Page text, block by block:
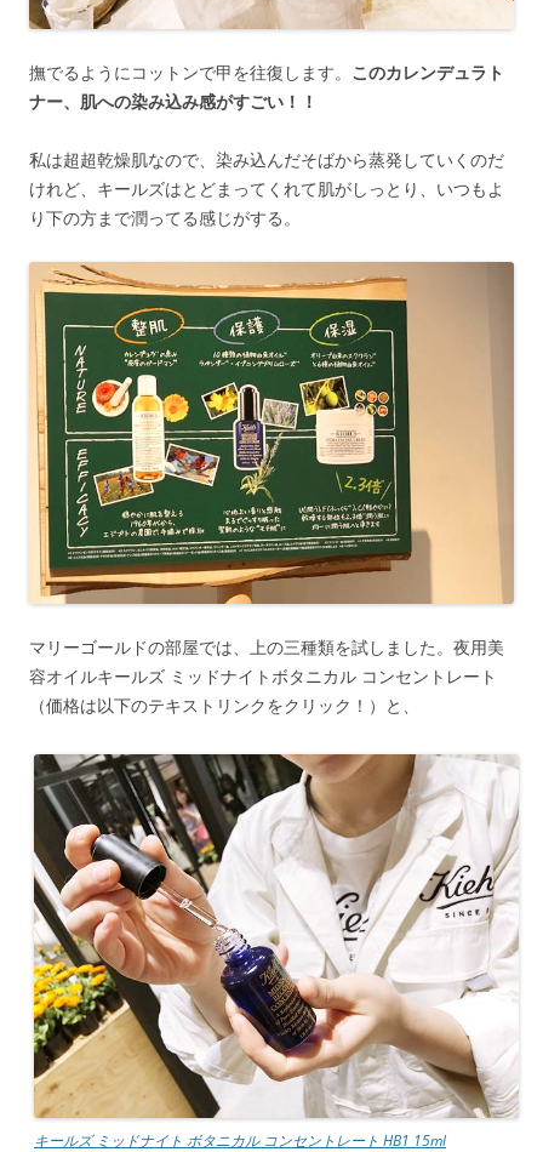
撫でるようにコットンで甲を往復します。 このカレンデュラト
ナー、肌への染み込み感がすごい！！
私は超超乾燥肌なので、染み込んだそばから蒸発していくのだ
けれど、キールズはとどまってくれて肌がしっとり、いつもよ
り下の方まで潤ってる感じがする。
マリーゴールドの部屋では、上の三種類を試しました。夜用美
容オイルキールズ ミッドナイトボタニカル コンセントレート
（価格は以下のテキストリンクをクリック！）と、
キールズ ミッドナイト ボタニカル コンセントレート HB1 15ml